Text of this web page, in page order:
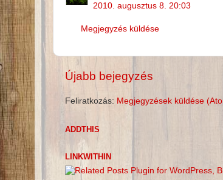
2010. augusztus 8. 20:03
Megjegyzés küldése
Újabb bejegyzés
Feliratkozás: Megjegyzések küldése
ADDTHIS
LINKWITHIN